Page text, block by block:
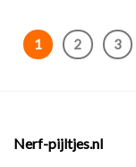
1 2 3
Nerf-pijltjes.nl